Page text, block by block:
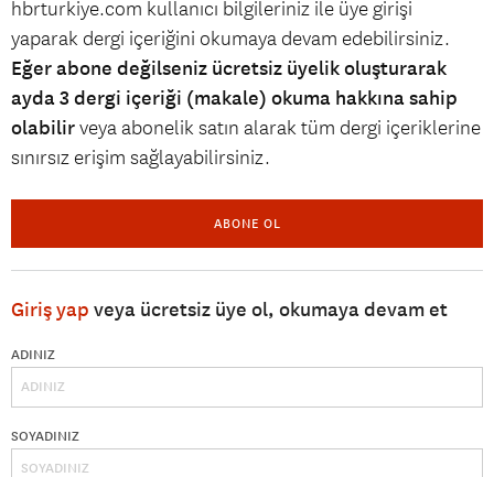
hbrturkiye.com kullanıcı bilgileriniz ile üye girişi
yaparak dergi içeriğini okumaya devam edebilirsiniz.
Eğer abone değilseniz ücretsiz üyelik oluşturarak
ayda 3 dergi içeriği (makale) okuma hakkına sahip
olabilirveya abonelik satın alarak tüm dergi içeriklerine
sınırsız erişim sağlayabilirsiniz.
ABONE OL
Giriş yap veya ücretsiz üye ol, okumaya devam et
ADINIZ
SOYADINIZ